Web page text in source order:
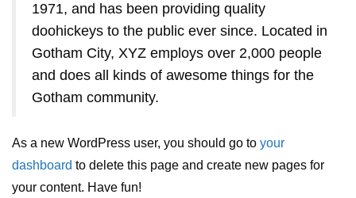
1971, and has been providing quality
doohickeys to the public ever since. Located in
Gotham City, XYZ employs over 2,000 people
and does all kinds of awesome things for the
Gotham community.
As a new WordPress user, you should go to your
dashboard to delete this page and create new pages for
your content. Have fun!